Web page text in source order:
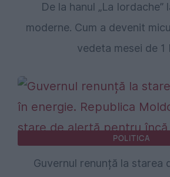
De la hanul „La Iordache”
moderne. Cum a devenit
vedeta mesei de 1
POLITICA
Guvernul renunță la starea